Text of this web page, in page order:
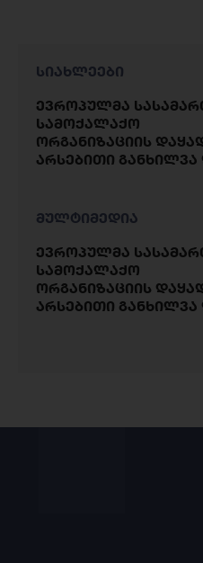
სიახლეები
ევროპულმა
სამოქალაქო
ორგანიზაციის
არსებითი განხილვა
მულტიმედია
ევროპულმა
სამოქალაქო
ორგანიზაციის
არსებითი განხილვა